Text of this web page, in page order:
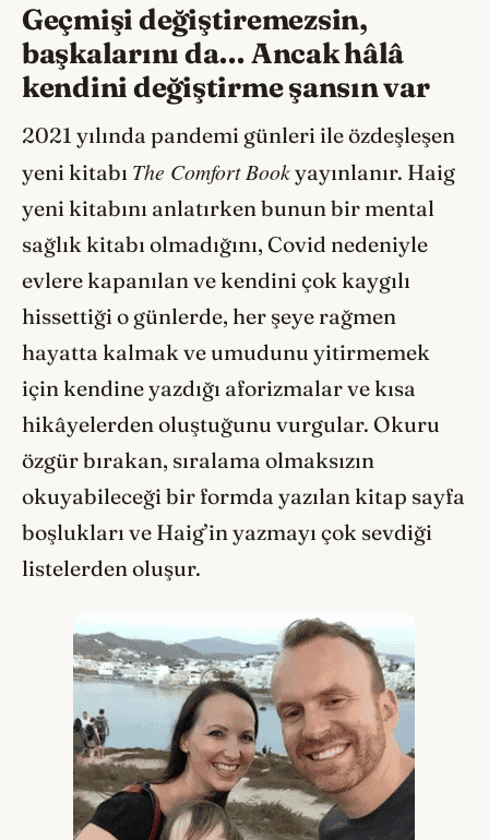
Geçmişi değiştiremezsin,
başkalarını da… Ancak hâlâ
kendini değiştirme şansın var
2021 yılında pandemi günleri ile özdeşleşen
yeni kitabı The Comfort Bookyayınlanır. Haig
yeni kitabını anlatırken bunun bir mental
sağlık kitabı olmadığını, Covid nedeniyle
evlere kapanılan ve kendini çok kaygılı
hissettiği o günlerde, her şeye rağmen
hayatta kalmak ve umudunu yitirmemek
için kendine yazdığı aforizmalar ve kısa
hikâyelerden oluştuğunu vurgular. Okuru
özgür bırakan, sıralama olmaksızın
okuyabileceği bir formda yazılan kitap sayfa
boşlukları ve Haig’in yazmayı çok sevdiği
listelerden oluşur.